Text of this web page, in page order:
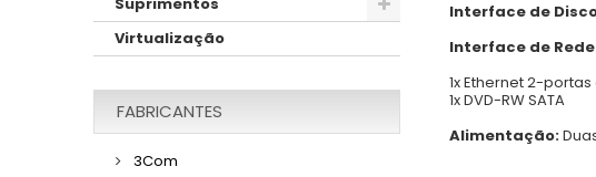
Virtualização
FABRICANTES
3Com
Interface de
Interface de
1x Ethernet 2-portas
1x DVD-RW SATA
Alimentação: